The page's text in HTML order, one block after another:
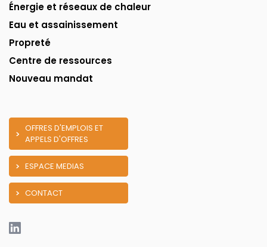
Énergie et réseaux de chaleur
Eau et assainissement
Propreté
Centre de ressources
Nouveau mandat
OFFRES D'EMPLOIS ET
APPELS D'OFFRES
ESPACE MEDIAS
CONTACT